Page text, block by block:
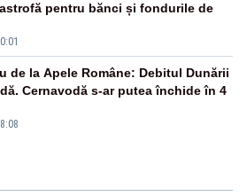
pentru bănci și fondurile de
de la Apele Române: Debitul Dunării
Cernavodă s-ar putea închide în 4